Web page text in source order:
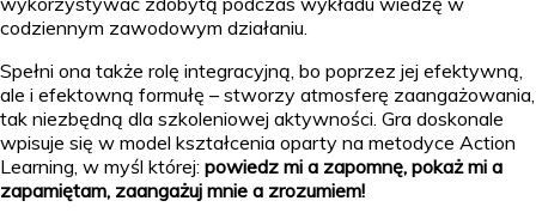
codziennym zawodowym działaniu.
Spełni ona także rolę integracyjną, bo poprzez jej efektywną,
ale i efektowną formułę – stworzy atmosferę zaangażowania,
tak niezbędną dla szkoleniowej aktywności. Gra doskonale
wpisuje się w model kształcenia oparty na metodyce Action
Learning, w myśl której: powiedz mi a zapomnę, pokaż mi a
zapamiętam, zaangażuj mnie a zrozumiem!